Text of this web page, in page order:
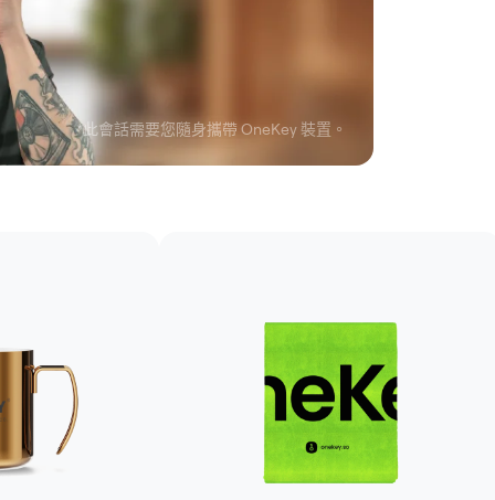
*此會話需要您隨身攜帶 OneKey 裝置。